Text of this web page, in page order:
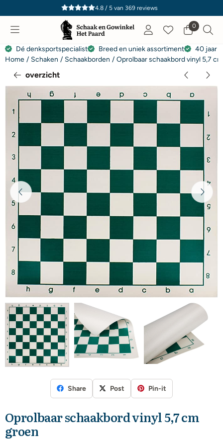
Cookievoorkeuren zijn momenteel gesloten.
4.8 / 5van 369reviews
0
Dé denksportspecialist Breed en uniek assortiment
40 jaar
Home / Schaken / Schaakborden / Oprolbaar schaakbord vinyl 5,7
overzicht
Share Post Pin-it
Oprolbaar schaakbord vinyl 5,7 cm
groen